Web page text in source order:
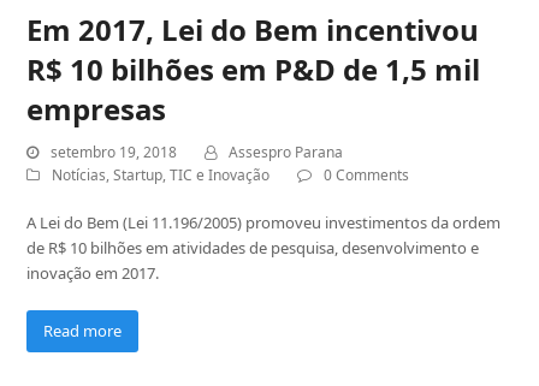
Em 2017, Lei do Bem incentivou
R$ 10 bilhões em P&D de 1,5 mil
empresas
setembro 19, 2018
Assespro Parana
Notícias,Startup,TIC e Inovação 0 Comments
A Lei do Bem (Lei 11.196/2005) promoveu investimentos da ordem
de R$ 10 bilhões em atividades de pesquisa, desenvolvimento e
inovação em 2017.
Read more